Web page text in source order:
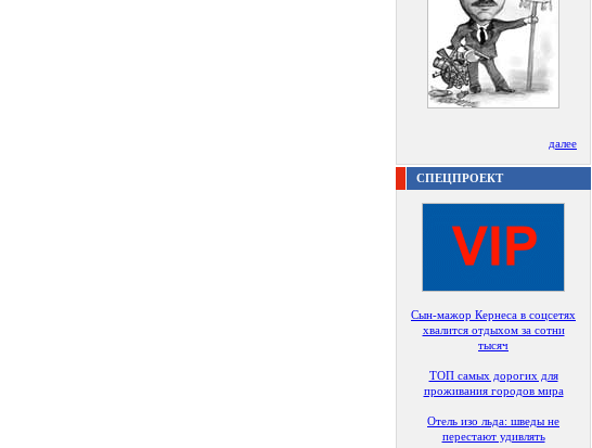
далее
СПЕЦПРОЕКТ
Сын-мажор Кернеса в соцсетях
хвалится отдыхом за сотни
тысяч
ТОП самых дорогих для
проживания городов мира
Отель изо льда: шведы не
перестают удивлять